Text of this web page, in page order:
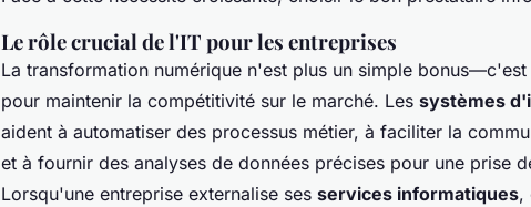
Le rôle crucial de l'IT pour les entreprises
La transformation numérique n'est plus un simple
pour maintenir la compétitivité sur le marché. Les systèmes
aident à automatiser des processus métier, à faciliter la
et à fournir des analyses de données précises pour une prise
Lorsqu'une entreprise externalise ses services informatiques,